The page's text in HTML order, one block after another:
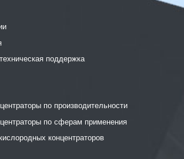
поддержка
по производительности
по сферам применения
концентраторов